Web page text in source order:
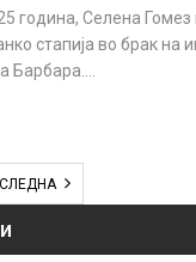
година, Селена Гомез
стапија во брак на
Барбара.…
СЛЕДНА